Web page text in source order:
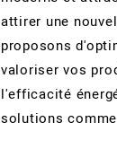
attirer une
proposons
valoriser vos
l'efficacité
solutions